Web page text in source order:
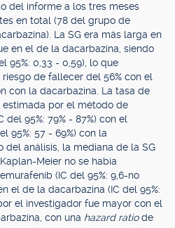
del informe a los tres meses
en total (78 del grupo de
La SG era más larga en
en el de la dacarbazina, siendo
95%: 0,33 - 0,59), lo que
de fallecer del 56% con el
con la dacarbazina. La tasa de
estimada por el método de
del 95%: 79% - 87%) con el
95%: 57 - 69%) con la
del análisis, la mediana de la SG
Meier no se había
(IC del 95%: 9,6-no
el de la dacarbazina (IC del 95%:
el investigador fue mayor con el
con una hazard ratiode